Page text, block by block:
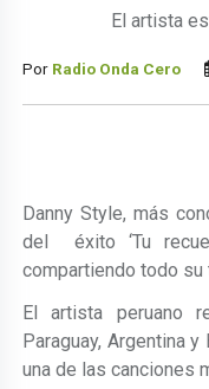
El artista
Por Radio Onda Cero
Danny Style, más
del éxito ‘Tu
compartiendo todo su
El artista peruano
Paraguay, Argentina y
una de las canciones